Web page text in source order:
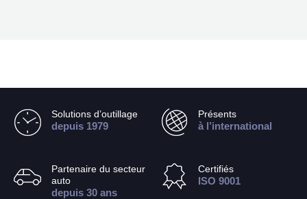
Solutions d’outillage
depuis 1979
Présents
à l’international
Partenaire du secteur
auto
depuis 30 ans
Certifiés
ISO 9001